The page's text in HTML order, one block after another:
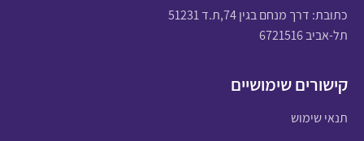
כתובת: דרך מנחם בגין 74,ת.ד 51231
תל-אביב 6721516
קישורים שימושיים
תנאי שימוש